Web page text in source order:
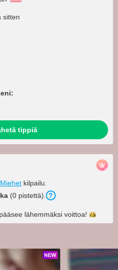
sitten
tippiä
kilpailu.
(0 pistettä).
pääsee lähemmäksi voittoa!